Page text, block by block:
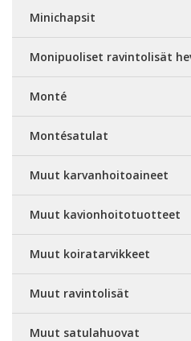
Minichapsit
Monipuoliset ravintolisät
Monté
Montésatulat
Muut karvanhoitoaineet
Muut kavionhoitotuotteet
Muut koiratarvikkeet
Muut ravintolisät
Muut satulahuovat